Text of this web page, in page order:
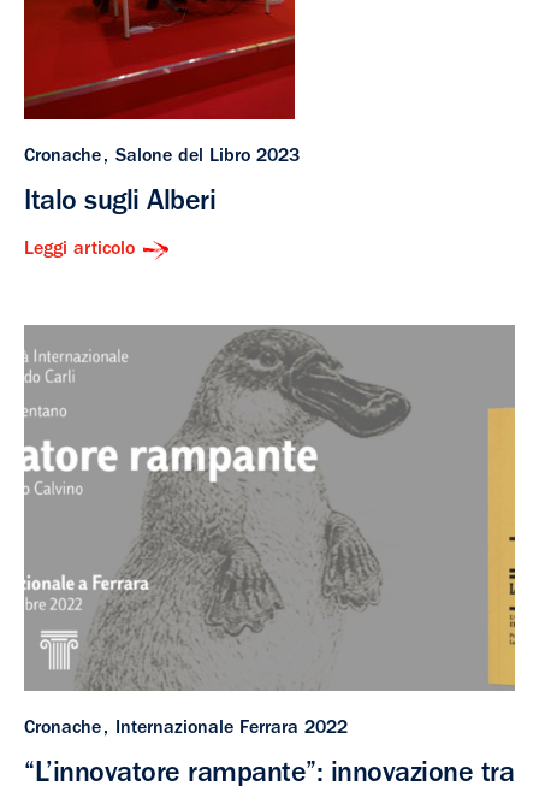
Cronache Salone del Libro 2023
Italo sugli Alberi
Leggi articolo
Cronache Internazionale Ferrara 2022
“L’innovatore rampante”: innovazione tra